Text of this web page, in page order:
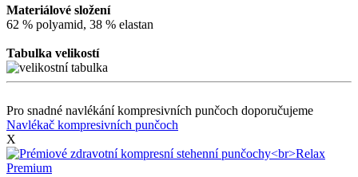
Materiálové složení
62 % polyamid, 38 % elastan
Tabulka velikostí
Pro snadné navlékání kompresivních punčoch doporučujeme
Navlékač kompresivních punčoch
X